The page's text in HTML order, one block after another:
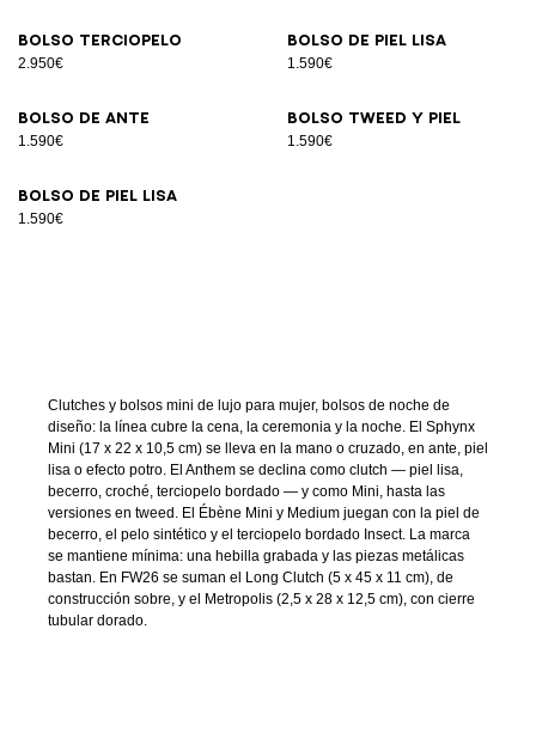
Bolso terciopelo
2.950€
Bolso de piel lisa
1.590€
Bolso de ante
1.590€
Bolso tweed y piel
1.590€
Bolso de piel lisa
1.590€
Clutches y bolsos mini de lujo para mujer, bolsos de noche de
diseño: la línea cubre la cena, la ceremonia y la noche. El Sphynx
Mini (17 x 22 x 10,5 cm) se lleva en la mano o cruzado, en ante, piel
lisa o efecto potro. El Anthem se declina como clutch — piel lisa,
becerro, croché, terciopelo bordado — y como Mini, hasta las
versiones en tweed. El Ébène Mini y Medium juegan con la piel de
becerro, el pelo sintético y el terciopelo bordado Insect. La marca
se mantiene mínima: una hebilla grabada y las piezas metálicas
bastan. En FW26 se suman el Long Clutch (5 x 45 x 11 cm), de
construcción sobre, y el Metropolis (2,5 x 28 x 12,5 cm), con cierre
tubular dorado.